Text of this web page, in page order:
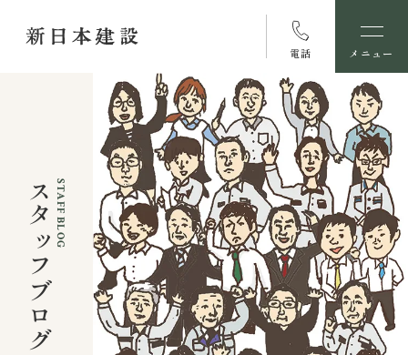
電話 メニュー
スタッフブログ